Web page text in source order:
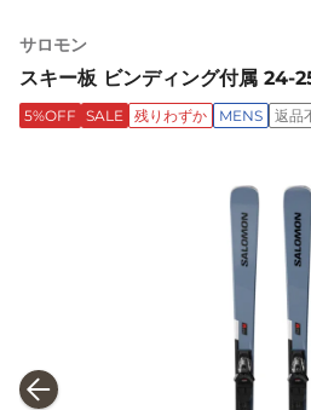
サロモン
スキー板 ビンディング付属 24-
5%OFF SALE 残りわずか MENS 返品